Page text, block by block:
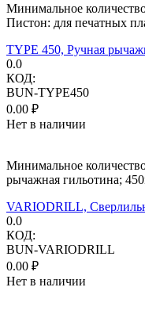
Минимальное
Пистон: для печатных
TYPE 450, Ручная
0.0
КОД:
BUN-TYPE450
0.00 ₽
Нет в наличии
Минимальное
рычажная гильотина;
VARIODRILL,
0.0
КОД:
BUN-VARIODRILL
0.00 ₽
Нет в наличии